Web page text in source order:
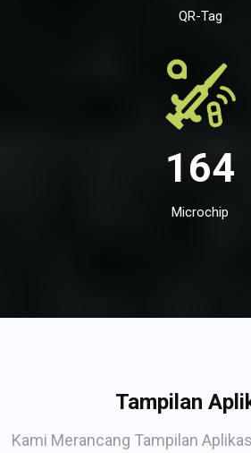
QR-Tag
164
Microchip
Tampilan
Kami Merancang Tampilan